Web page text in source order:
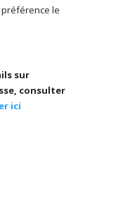
le
sur
consulter
ici